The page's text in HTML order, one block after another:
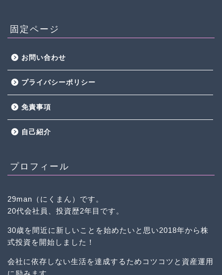
固定ページ
お問い合わせ
プライバシーポリシー
免責事項
自己紹介
プロフィール
29man（にくまん）です。
20代会社員、投資歴2年目です。
30歳を間近に新しいことを始めたいと思い2018年から株
式投資を開始しました！
会社に依存しない生活を達成するためコツコツと資産運用
に励みます。